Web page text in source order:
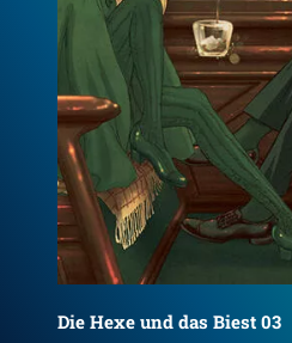
Die Hexe und das Biest 04